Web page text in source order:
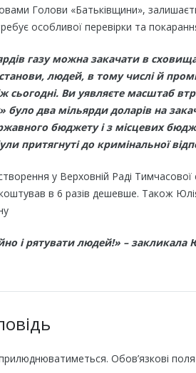
Голови «Батьківщини»,
особливої перевірки та
газу можна закачати в
людей, в тому числі й
сьогодні. Ви уявляєте масштаб
було два мільярди доларів на
бюджету і з місцевих
притягнуті до кримінальної
у Верховній Раді Тимчасової
в 6 разів дешевше. Також
і рятувати людей!» –
Обов’язкові